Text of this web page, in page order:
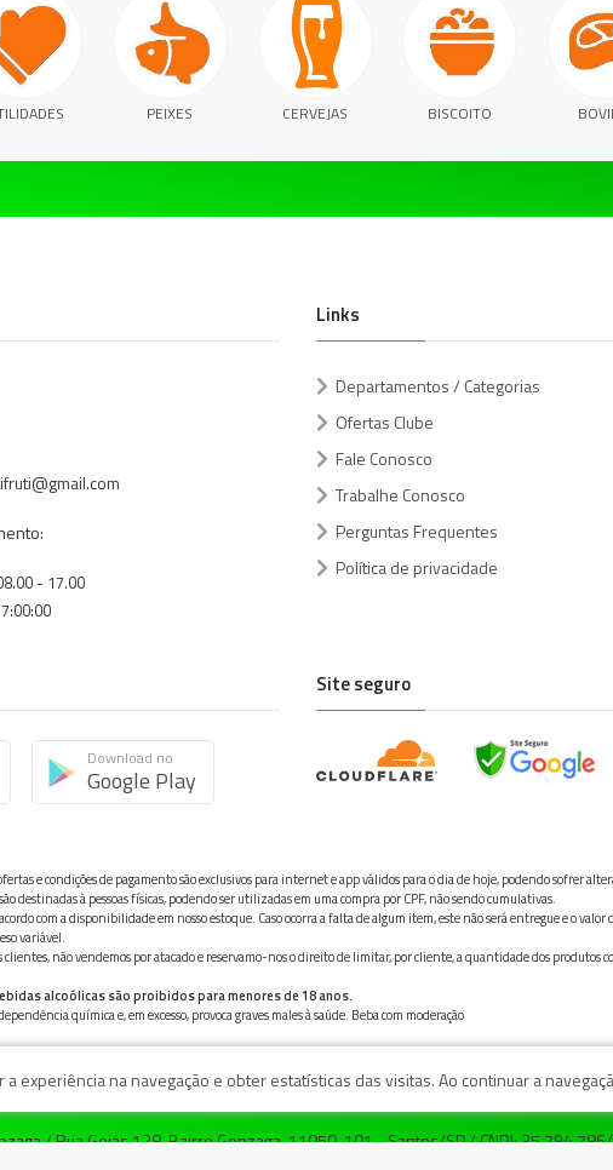
PEIXES CERVEJAS BISCOITO
- 17.00
Links
Departamentos / Categorias
Ofertas Clube
Fale Conosco
Trabalhe Conosco
Perguntas Frequentes
Política de privacidade
Download no
Google Play
Site seguro
e condições de pagamento são exclusivos para internet e app válidos para o dia de hoje, podendo sofrer
destinadas à pessoas físicas, podendo ser utilizadas em uma compra por CPF, não sendo cumulativas.
com a disponibilidade em nosso estoque. Caso ocorra a falta de algum item, este não será entregue e o
variável.
não vendemos por atacado e reservamo-nos o direito de limitar, por cliente, a quantidade dos produtos
alcoólicas são proibidos para menores de 18 anos.
química e, em excesso, provoca graves males à saúde. Beba com moderação
/ Rua Goiás 128, Bairro Gonzaga, 11050-101 - Santos/SP / CNPJ:
experiência na navegação e obter estatísticas das visitas. Ao continuar a